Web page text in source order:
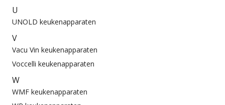
U
UNOLD keukenapparaten
V
Vacu Vin keukenapparaten
Voccelli keukenapparaten
W
WMF keukenapparaten